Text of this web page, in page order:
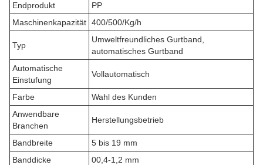
Endprodukt
PP
Maschinenkapazität 400/500/Kg/h
Typ
Umweltfreundliches Gurtband,
automatisches Gurtband
Automatische
Einstufung
Vollautomatisch
Farbe
Wahl des Kunden
Anwendbare
Branchen
Herstellungsbetrieb
Bandbreite
5 bis 19 mm
Banddicke
00,4-1,2 mm